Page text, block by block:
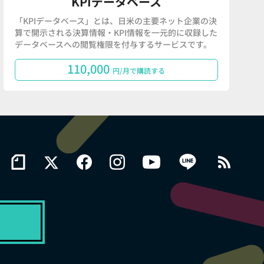
「KPIデータベース」とは、日米の主要ネット企業の決
算で開示される決算情報・KPI情報を一元的に収録した
データベースへの閲覧権限を付与するサービスです。
110,000 円/月で購読する